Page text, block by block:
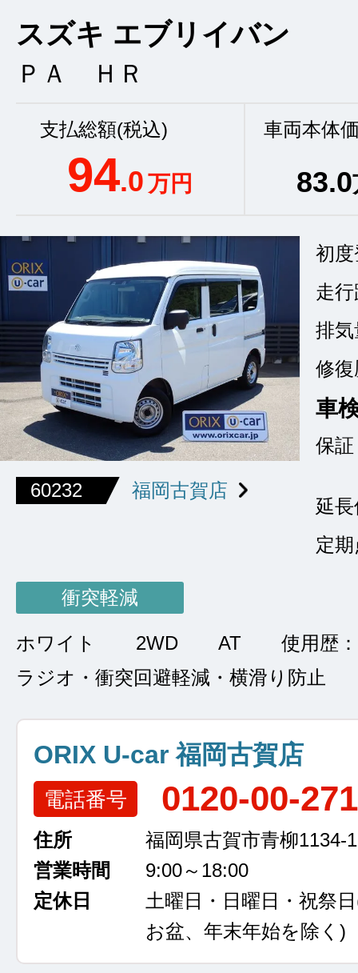
スズキ エブリイバン
ＰＡ ＨＲ
支払総額(税込)
94.0万円
車両本体
83.0
60232 福岡古賀店
初
走
排気
修復
車
保証
延
定
衝突軽減
ホワイト 2WD AT
使用歴
ラジオ・衝突回避軽減・横滑り防止
ORIX U-car 福岡古賀店
電話番号 0120-00-
住所
福岡県古賀市青柳1134-1
営業時間
9:00～18:00
定休日
土曜日・日曜日・祝祭日
お盆、年末年始を除く)